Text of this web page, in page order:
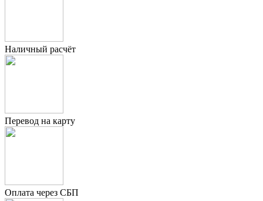
Наличный расчёт
Перевод на карту
Оплата через СБП